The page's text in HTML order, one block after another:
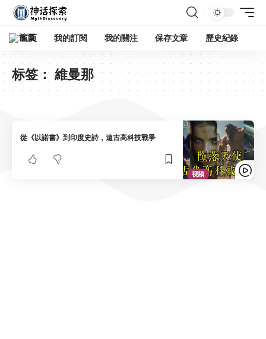
首頁 我的訂閱 我的關注 保存文章 歷史紀錄
标签： 維曼那
视频
從《以諾書》到印度史詩，遠古高科技戰爭